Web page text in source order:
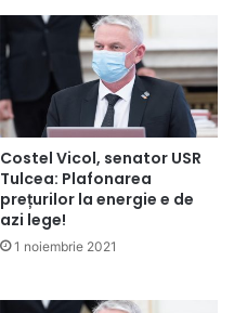
Costel Vicol, senator USR
Tulcea: Plafonarea
prețurilor la energie e de
azi lege!
1 noiembrie 2021